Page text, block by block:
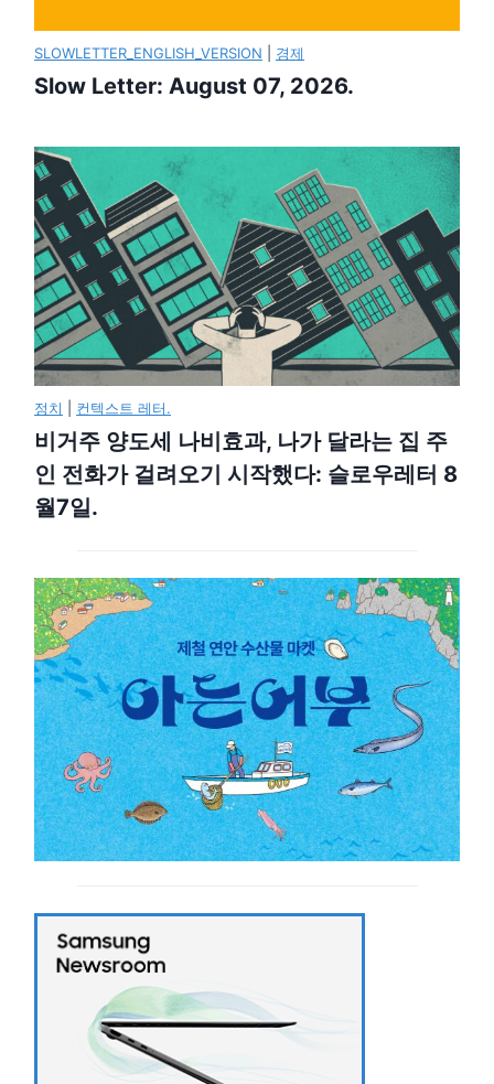
SLOWLETTER_ENGLISH_VERSION 경제
Slow Letter: August 07, 2026.
정치 컨텍스트 레터.
비거주 양도세 나비효과, 나가 달라는 집 주
인 전화가 걸려오기 시작했다: 슬로우레터 8
월7일.